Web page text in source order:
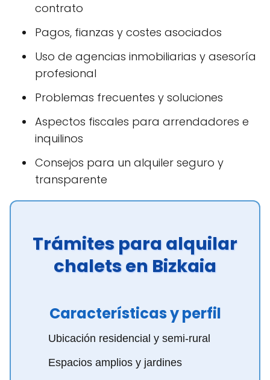
contrato
Pagos, fianzas y costes asociados
Uso de agencias inmobiliarias y asesoría
profesional
Problemas frecuentes y soluciones
Aspectos fiscales para arrendadores e
inquilinos
Consejos para un alquiler seguro y
transparente
Trámites para alquilar
chalets en Bizkaia
Características y perfil
Ubicación residencial y semi-rural
Espacios amplios y jardines